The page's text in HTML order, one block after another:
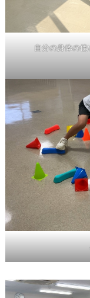
自分の身体の使